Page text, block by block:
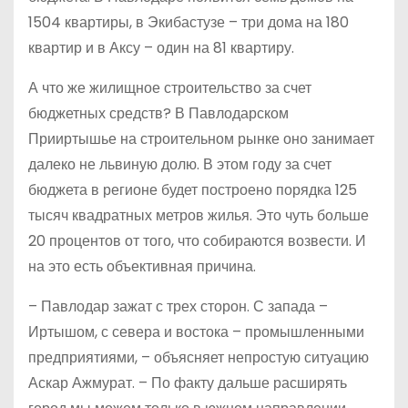
1504 квартиры, в Экибас­тузе – три дома на 180
квартир и в Аксу – один на 81 квартиру.
А что же жилищное строительство за счет
бюджетных средств? В Павлодарском
Прииртышье на строительном рынке оно занимает
далеко не львиную долю. В этом году за счет
бюджета в регионе будет построено порядка 125
тысяч квадратных метров жилья. Это чуть больше
20 процентов от того, что собираются возвести. И
на это есть объективная причина.
– Павлодар зажат с трех сторон. С запада –
Иртышом, с севера и востока – промышленными
предприятиями, – объясняет непростую ситуацию
Аскар Ажмурат. – По факту дальше расширять